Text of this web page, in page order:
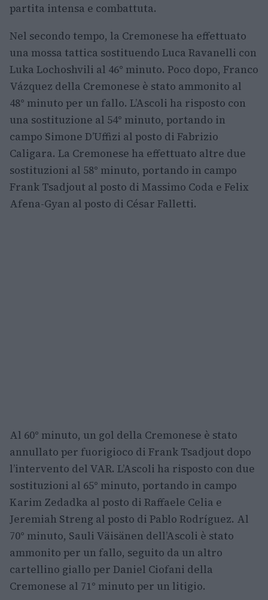
partita intensa e combattuta.
Nel secondo tempo, la Cremonese ha effettuato
una mossa tattica sostituendo Luca Ravanelli con
Luka Lochoshvili al 46° minuto. Poco dopo, Franco
Vázquez della Cremonese è stato ammonito al
48° minuto per un fallo. L’Ascoli ha risposto con
una sostituzione al 54° minuto, portando in
campo Simone D’Uffizi al posto di Fabrizio
Caligara. La Cremonese ha effettuato altre due
sostituzioni al 58° minuto, portando in campo
Frank Tsadjout al posto di Massimo Coda e Felix
Afena-Gyan al posto di César Falletti.
Al 60° minuto, un gol della Cremonese è stato
annullato per fuorigioco di Frank Tsadjout dopo
l’intervento del VAR. L’Ascoli ha risposto con due
sostituzioni al 65° minuto, portando in campo
Karim Zedadka al posto di Raffaele Celia e
Jeremiah Streng al posto di Pablo Rodríguez. Al
70° minuto, Sauli Väisänen dell’Ascoli è stato
ammonito per un fallo, seguito da un altro
cartellino giallo per Daniel Ciofani della
Cremonese al 71° minuto per un litigio.